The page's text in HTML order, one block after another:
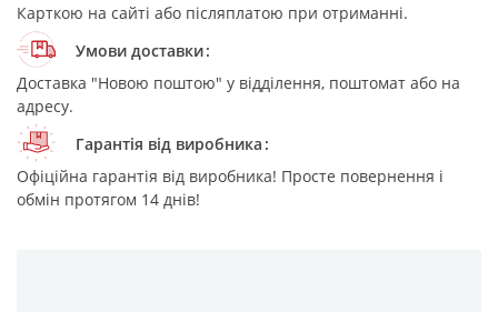
Карткою на сайті або післяплатою при отриманні.
Умови доставки
Доставка "Новою поштою" у відділення, поштомат або на
адресу.
Гарантія від виробника
Офіційна гарантія від виробника! Просте повернення і
обмін протягом 14 днів!